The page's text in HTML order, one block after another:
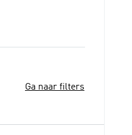
Ga naar filters